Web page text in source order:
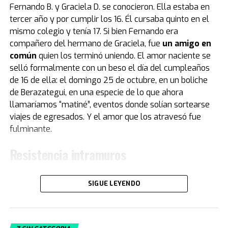
del Napoli, Corrado Ferlaino.
El proceso para que las llaves de aquel mítico auto
deportivo llegaran a las manos de Maradona fue
caótico.
Guillermo Coppola, exmanager del Diez, tuvo
que convencer al mismísimo Enzo Ferrari de pintar de
negro un modelo que solo conocía el rojo. Luego,
gestionó la venta del coche en un aeropuerto por un
precio mayor al que había pagado originalmente, con el
fin de reconciliar a Ferlaino con Diego. Algo de esa
historia estuvo presente en Buenos Aires.
Cebollitas, pasando por mítico año 86 y llegando hasta
cuando le hacen su partido despedida", explica Acacia.
Junto a la Ferrari negra se iluminó la camiseta titular
Fernando B. y Graciela D. se conocieron. Ella estaba en
tercer año y por cumplir los 16. Él cursaba quinto en el
mismo colegio y tenía 17. Si bien Fernando era
compañero del hermano de Graciela, fue un amigo en
común quien los terminó uniendo. El amor naciente se
selló formalmente con un beso el día del cumpleaños
de 16 de ella: el domingo 25 de octubre, en un boliche
de Berazategui, en una especie de lo que ahora
llamaríamos “matiné”, eventos donde solían sortearse
viajes de egresados. Y el amor que los atravesó fue
fulminante.
Fernando cuenta que con su compañero y hermano de
Graciela eran “como el agua y el aceite. Te hago una
Beatle, ¡muy distintos”!. Pero no solo el hermano era
diferente, también la familia de su novia era muy
SIGUE LEYENDO